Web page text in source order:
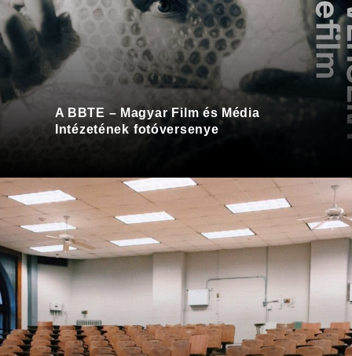
A BBTE – Magyar Film és Média
Intézetének fotóversenye